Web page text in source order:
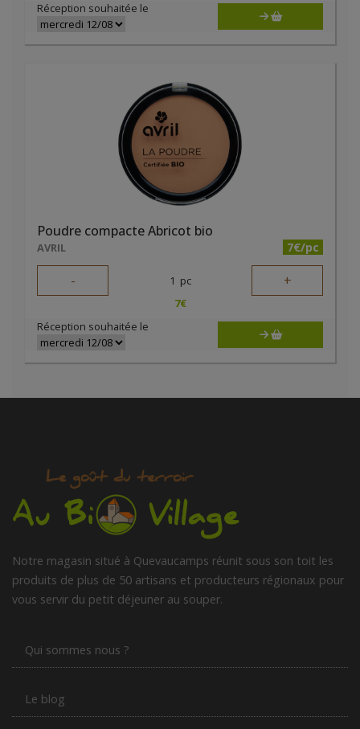
Réception souhaitée le
Poudre compacte Abricot bio
AVRIL 7€/pc
- 1 pc +
7€
Réception souhaitée le
Notre magasin situé à Quevaucamps réunit sous son toit les
produits de plus de 50 artisans et producteurs régionaux pour
vous servir du petit déjeuner au souper.
Qui sommes nous ?
Le blog